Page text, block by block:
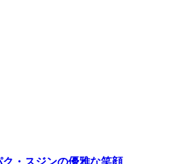
・スジンの優雅な笑顔